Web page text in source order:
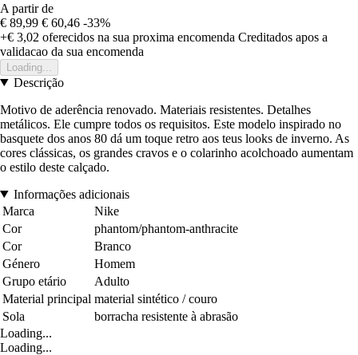
A partir de
€ 89,99 € 60,46 -33%
+€ 3,02 oferecidos na sua proxima encomenda Creditados apos a
validacao da sua encomenda
Loading...
Descrição
Motivo de aderência renovado. Materiais resistentes. Detalhes
metálicos. Ele cumpre todos os requisitos. Este modelo inspirado no
basquete dos anos 80 dá um toque retro aos teus looks de inverno. As
cores clássicas, os grandes cravos e o colarinho acolchoado aumentam
o estilo deste calçado.
Informações adicionais
Marca
Nike
Cor
phantom/phantom-anthracite
Cor
Branco
Género
Homem
Grupo etário
Adulto
Material principal material sintético / couro
Sola
borracha resistente à abrasão
Loading...
Loading...